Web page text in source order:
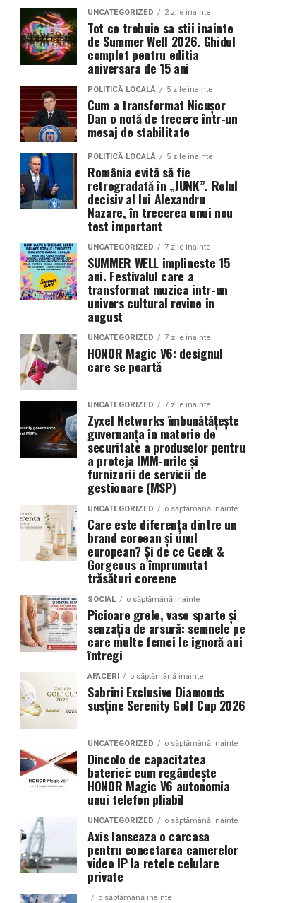
UNCATEGORIZED 2 zile inainte
Tot ce trebuie sa stii inainte
de Summer Well 2026. Ghidul
complet pentru editia
aniversara de 15 ani
POLITICĂ LOCALĂ 5 zile inainte
Cum a transformat Nicușor
Dan o notă de trecere într-un
mesaj de stabilitate
POLITICĂ LOCALĂ 5 zile inainte
România evită să fie
retrogradată în „JUNK”. Rolul
decisiv al lui Alexandru
Nazare, în trecerea unui nou
test important
UNCATEGORIZED 7 zile inainte
SUMMER WELL implineste 15
ani. Festivalul care a
transformat muzica intr-un
univers cultural revine in
august
UNCATEGORIZED 7 zile inainte
HONOR Magic V6: designul
care se poartă
UNCATEGORIZED 7 zile inainte
Zyxel Networks îmbunătățește
guvernanța în materie de
securitate a produselor pentru
a proteja IMM-urile și
furnizorii de servicii de
gestionare (MSP)
UNCATEGORIZED o săptămână inainte
Care este diferența dintre un
brand coreean și unul
european? Și de ce Geek &
Gorgeous a împrumutat
trăsături coreene
SOCIAL o săptămână inainte
Picioare grele, vase sparte și
senzația de arsură: semnele pe
care multe femei le ignoră ani
întregi
AFACERI o săptămână inainte
Sabrini Exclusive Diamonds
susține Serenity Golf Cup 2026
UNCATEGORIZED o săptămână inainte
Dincolo de capacitatea
bateriei: cum regândește
HONOR Magic V6 autonomia
unui telefon pliabil
UNCATEGORIZED o săptămână inainte
Axis lanseaza o carcasa
pentru conectarea camerelor
video IP la retele celulare
private
o săptămână inainte